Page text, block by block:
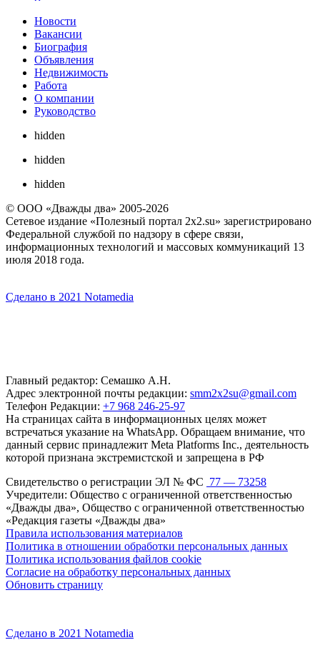
Новости
Вакансии
Биография
Объявления
Недвижимость
Работа
О компании
Руководство
hidden
hidden
hidden
© ООО «Дважды два» 2005-2026
Сетевое издание «Полезный портал 2x2.su» зарегистрировано
Федеральной службой по надзору в сфере связи,
информационных технологий и массовых коммуникаций 13
июля 2018 года.
Сделано в 2021 Notamedia
Главный редактор: Семашко А.Н.
Адрес электронной почты редакции: smm2x2su@gmail.com
Телефон Редакции: +7 968 246-25-97
На страницах сайта в информационных целях может
встречаться указание на WhatsApp. Обращаем внимание, что
данный сервис принадлежит Meta Platforms Inc., деятельность
которой признана экстремистской и запрещена в РФ
Свидетельство о регистрации ЭЛ № ФС 77 — 73258
Учредители: Общество с ограниченной ответственностью
«Дважды два», Общество с ограниченной ответственностью
«Редакция газеты «Дважды два»
Правила использования материалов
Политика в отношении обработки персональных данных
Политика использования файлов cookie
Согласие на обработку персональных данных
Обновить страницу
Сделано в 2021 Notamedia